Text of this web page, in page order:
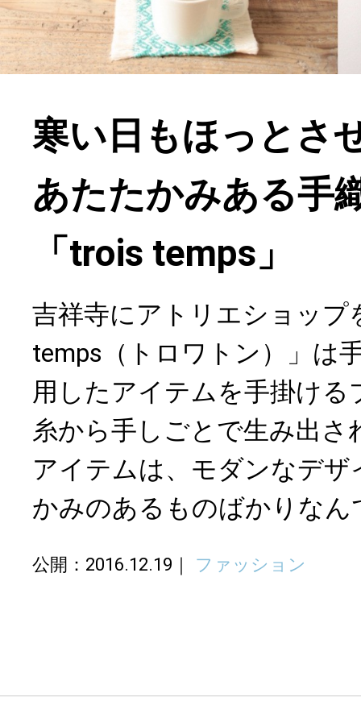
寒い日もほっとさ
あたたかみある手
「trois temps」
吉祥寺にアトリエショップ
temps（トロワトン）」は
用したアイテムを手掛ける
糸から手しごとで生み出さ
アイテムは、モダンなデ
かみのあるものばかりなん
公開：2016.12.19 ファッション